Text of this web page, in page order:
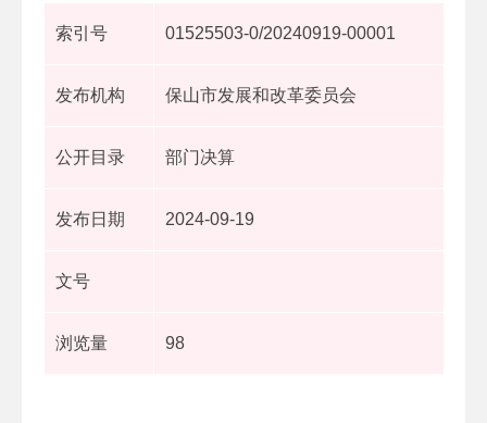
索引号 01525503-0/20240919-00001
发布机构 保山市发展和改革委员会
公开目录 部门决算
发布日期 2024-09-19
文号
浏览量 98